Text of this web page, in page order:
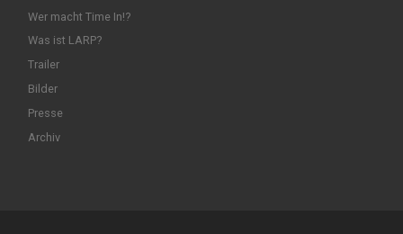
Wer macht Time In!?
Was ist LARP?
Trailer
Bilder
Presse
Archiv